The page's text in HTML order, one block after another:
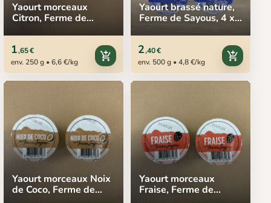
Yaourt morceaux
Citron, Ferme de
1,65 €
env. 250 g • 6,6 €/kg
add_shopping_cart
Yaourt brassé nature,
Ferme de Sayous, 4 x
2,40 €
env. 500 g • 4,8 €/kg
add_shopping_cart
Yaourt morceaux Noix
de Coco, Ferme de
Yaourt morceaux
Fraise, Ferme de